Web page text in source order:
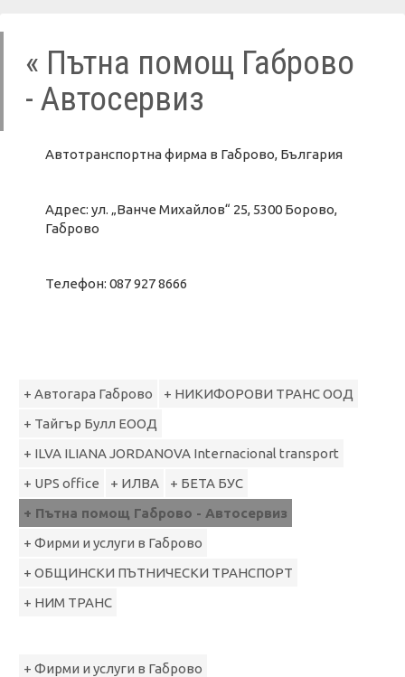
« Пътна помощ Габрово
- Автосервиз
Автотранспортна фирма в Габрово, България
Адрес: ул. „Ванче Михайлов“ 25, 5300 Борово,
Габрово
Телефон: 087 927 8666
+ Автогара Габрово
+ НИКИФОРОВИ ТРАНС ООД
+ Тайгър Булл ЕООД
+ ILVA ILIANA JORDANOVA Internacional transport
+ UPS office
+ ИЛВА
+ БЕТА БУС
+ Пътна помощ Габрово - Автосервиз
+ Фирми и услуги в Габрово
+ ОБЩИНСКИ ПЪТНИЧЕСКИ ТРАНСПОРТ
+ НИМ ТРАНС
+ Фирми и услуги в Габрово